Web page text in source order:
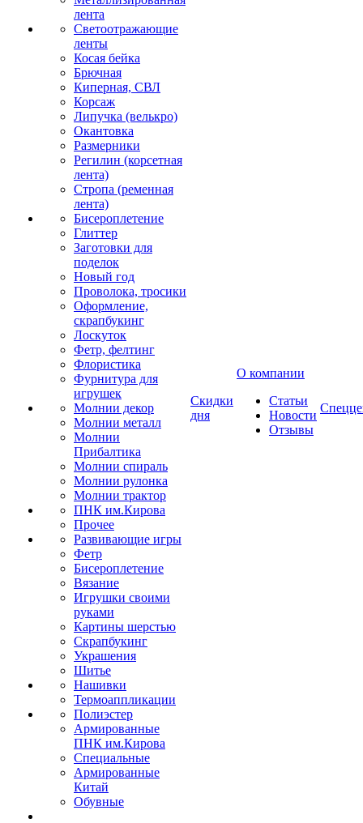
лента
Светоотражающие
ленты
Косая бейка
Брючная
Киперная, СВЛ
Корсаж
Липучка (велькро)
Окантовка
Размерники
Регилин (корсетная
лента)
Стропа (ременная
лента)
Бисероплетение
Глиттер
Заготовки для
поделок
Новый год
Проволока, тросики
Оформление,
скрапбукинг
Лоскуток
Фетр, фелтинг
Флористика
Фурнитура для
игрушек
Молнии декор
Молнии металл
Молнии
Прибалтика
Молнии спираль
Молнии рулонка
Молнии трактор
ПНК им.Кирова
Прочее
Развивающие игры
Фетр
Бисероплетение
Вязание
Игрушки своими
руками
Картины шерстью
Скрапбукинг
Украшения
Шитье
Нашивки
Термоаппликации
Полиэстер
Армированные
ПНК им.Кирова
Специальные
Армированные
Китай
Обувные
Скидки
дня
О компании
Статьи
Новости
Отзывы